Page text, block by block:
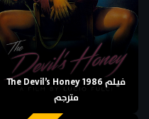
فيلم The Devil’s Honey 1986
مترجم